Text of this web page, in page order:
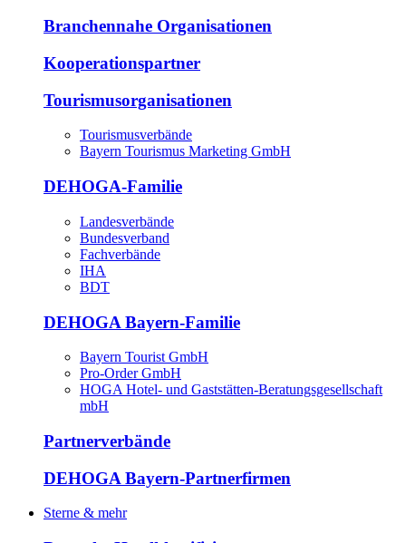
Branchennahe Organisationen
Kooperationspartner
Tourismusorganisationen
Tourismusverbände
Bayern Tourismus Marketing GmbH
DEHOGA-Familie
Landesverbände
Bundesverband
Fachverbände
IHA
BDT
DEHOGA Bayern-Familie
Bayern Tourist GmbH
Pro-Order GmbH
HOGA Hotel- und Gaststätten-Beratungsgesellschaft
mbH
Partnerverbände
DEHOGA Bayern-Partnerfirmen
Sterne & mehr